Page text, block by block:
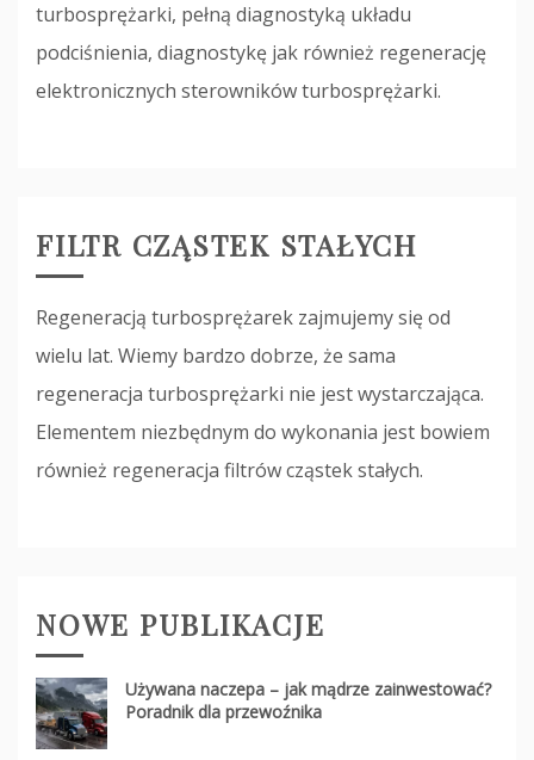
turbosprężarki, pełną diagnostyką układu
podciśnienia, diagnostykę jak również regenerację
elektronicznych sterowników turbosprężarki.
FILTR CZĄSTEK STAŁYCH
Regeneracją turbosprężarek zajmujemy się od
wielu lat. Wiemy bardzo dobrze, że sama
regeneracja turbosprężarki nie jest wystarczająca.
Elementem niezbędnym do wykonania jest bowiem
również regeneracja filtrów cząstek stałych.
NOWE PUBLIKACJE
Używana naczepa – jak mądrze zainwestować?
Poradnik dla przewoźnika